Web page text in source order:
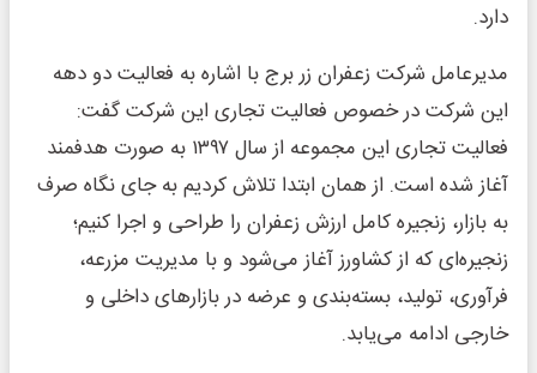
دارد.
مدیرعامل شرکت زعفران زر برج با اشاره به فعالیت دو دهه
این شرکت در خصوص فعالیت تجاری این شرکت گفت:
فعالیت تجاری این مجموعه از سال ۱۳۹۷ به صورت هدفمند
آغاز شده است. از همان ابتدا تلاش کردیم به جای نگاه صرف
به بازار، زنجیره کامل ارزش زعفران را طراحی و اجرا کنیم؛
زنجیره‌ای که از کشاورز آغاز می‌شود و با مدیریت مزرعه،
فرآوری، تولید، بسته‌بندی و عرضه در بازارهای داخلی و
خارجی ادامه می‌یابد.